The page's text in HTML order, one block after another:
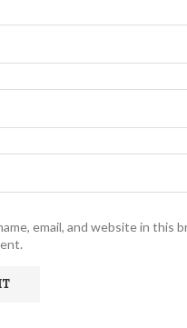
email, and website in this